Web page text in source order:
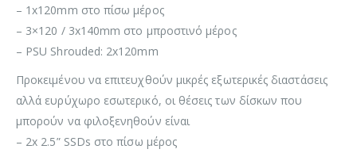
– 1x120mm στο πίσω μέρος
– 3×120 / 3x140mm στο μπροστινό μέρος
– PSU Shrouded: 2x120mm
Προκειμένου να επιτευχθούν μικρές εξωτερικές διαστάσεις
αλλά ευρύχωρο εσωτερικό, οι θέσεις των δίσκων που
μπορούν να φιλοξενηθούν είναι
– 2x 2.5” SSDs στο πίσω μέρος